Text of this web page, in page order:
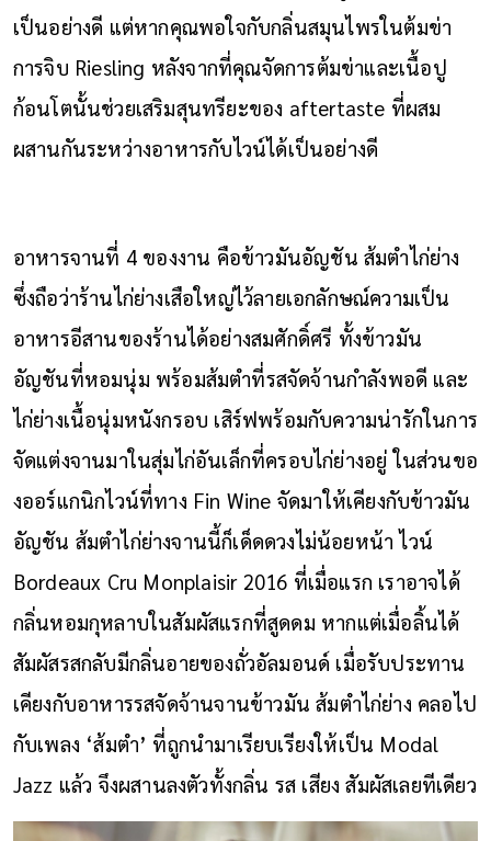
เป็นอย่างดี แต่หากคุณพอใจกับกลิ่นสมุนไพรในต้มข่า
การจิบ Riesling หลังจากที่คุณจัดการต้มข่าและเนื้อปู
ก้อนโตนั้นช่วยเสริมสุนทรียะของ aftertaste ที่ผสม
ผสานกันระหว่างอาหารกับไวน์ได้เป็นอย่างดี
อาหารจานที่ 4 ของงาน คือข้าวมันอัญชัน ส้มตำไก่ย่าง
ซึ่งถือว่าร้านไก่ย่างเสือใหญ่ไว้ลายเอกลักษณ์ความเป็น
อาหารอีสานของร้านได้อย่างสมศักดิ์ศรี ทั้งข้าวมัน
อัญชันที่หอมนุ่ม พร้อมส้มตำที่รสจัดจ้านกำลังพอดี และ
ไก่ย่างเนื้อนุ่มหนังกรอบ เสิร์ฟพร้อมกับความน่ารักในการ
จัดแต่งจานมาในสุ่มไก่อันเล็กที่ครอบไก่ย่างอยู่ ในส่วนขอ
งออร์แกนิกไวน์ที่ทาง Fin Wine จัดมาให้เคียงกับข้าวมัน
อัญชัน ส้มตำไก่ย่างจานนี้ก็เด็ดดวงไม่น้อยหน้า ไวน์
Bordeaux Cru Monplaisir 2016 ที่เมื่อแรก เราอาจได้
กลิ่นหอมกุหลาบในสัมผัสแรกที่สูดดม หากแต่เมื่อลิ้นได้
สัมผัสรสกลับมีกลิ่นอายของถั่วอัลมอนด์ เมื่อรับประทาน
เคียงกับอาหารรสจัดจ้านจานข้าวมัน ส้มตำไก่ย่าง คลอไป
กับเพลง ‘ส้มตำ’ ที่ถูกนำมาเรียบเรียงให้เป็น Modal
Jazz แล้ว จึงผสานลงตัวทั้งกลิ่น รส เสียง สัมผัสเลยทีเดียว